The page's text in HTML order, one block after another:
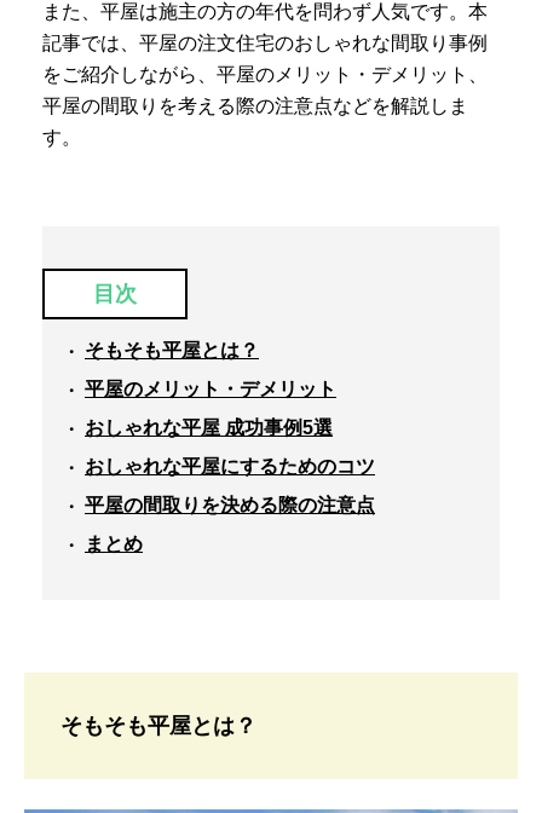
また、平屋は施主の方の年代を問わず人気です。本
記事では、平屋の注文住宅のおしゃれな間取り事例
をご紹介しながら、平屋のメリット・デメリット、
平屋の間取りを考える際の注意点などを解説しま
す。
目次
そもそも平屋とは？
平屋のメリット・デメリット
おしゃれな平屋 成功事例5選
おしゃれな平屋にするためのコツ
平屋の間取りを決める際の注意点
まとめ
そもそも平屋とは？